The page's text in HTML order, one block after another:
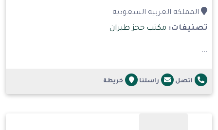
المملكة العربية السعودية
تصنيفات: مكتب حجز طيران
...
اتصل راسلنا خريطة